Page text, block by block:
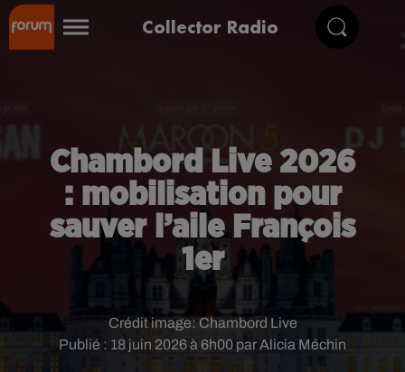
Collector Radio
Chambord Live 2026
: mobilisation pour
sauver l’aile François
1er
Publié : 18 juin 2026 à 6h00 par Alicia Méchin
Crédit image: Chambord Live